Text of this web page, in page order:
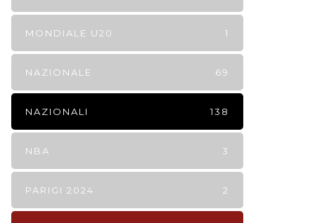
MONDIALE U20 1
NAZIONALE 69
NAZIONALI 138
NBA 3
PARIGI 2024 2